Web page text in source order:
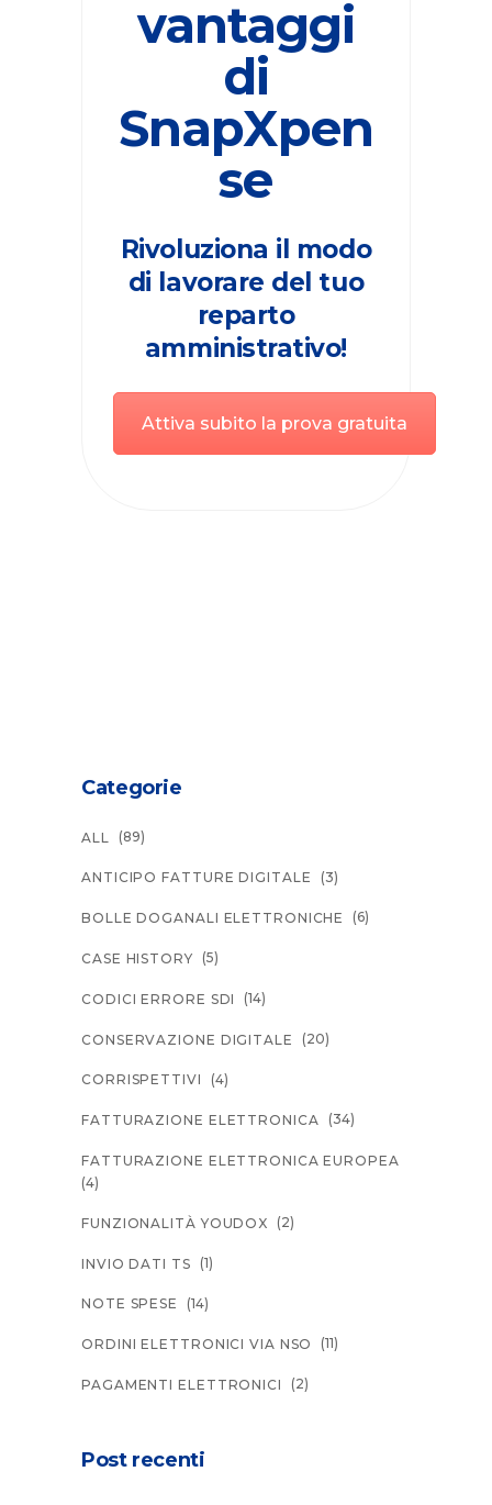
vantaggi
di
SnapXpen
se
Rivoluziona il modo
di lavorare del tuo
reparto
amministrativo!
Attiva subito la prova gratuita
Categorie
ALL (89)
ANTICIPO FATTURE DIGITALE (3)
BOLLE DOGANALI ELETTRONICHE (6)
CASE HISTORY (5)
CODICI ERRORE SDI (14)
CONSERVAZIONE DIGITALE (20)
CORRISPETTIVI (4)
FATTURAZIONE ELETTRONICA (34)
FATTURAZIONE ELETTRONICA EUROPEA
(4)
FUNZIONALITÀ YOUDOX (2)
INVIO DATI TS (1)
NOTE SPESE (14)
ORDINI ELETTRONICI VIA NSO (11)
PAGAMENTI ELETTRONICI (2)
Post recenti